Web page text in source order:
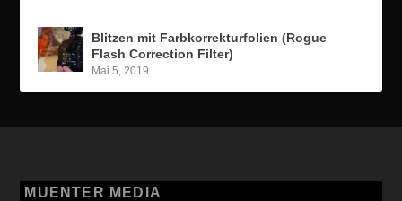
Blitzen mit Farbkorrekturfolien (Rogue
Flash Correction Filter)
Mai 5, 2019
MUENTER MEDIA